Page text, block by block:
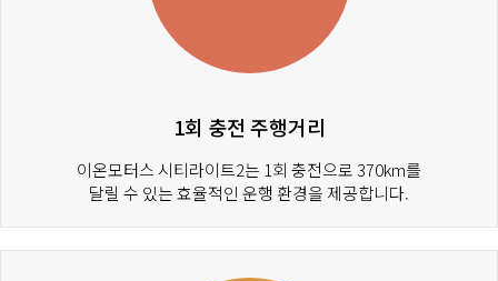
1회 충전 주행거리
이온모터스 시티라이트2는 1회 충전으로 370km를
달릴 수 있는 효율적인 운행 환경을 제공합니다.